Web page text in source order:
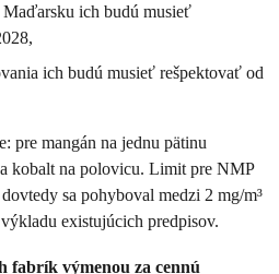
ich budú musieť
ich budú musieť rešpektovať od
pre mangán na jednu pätinu
kobalt na polovicu. Limit pre NMP
sa pohyboval medzi 2 mg/m³
existujúcich predpisov.
fabrík výmenou za cennú